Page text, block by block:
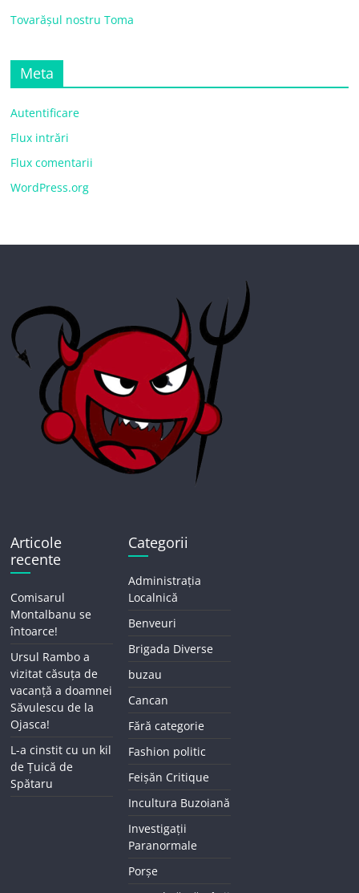
Tovarășul nostru Toma
Meta
Autentificare
Flux intrări
Flux comentarii
WordPress.org
Articole
recente
Comisarul
Montalbanu se
întoarce!
Ursul Rambo a
vizitat căsuța de
vacanță a doamnei
Săvulescu de la
Ojasca!
L-a cinstit cu un kil
de Țuică de
Spătaru
Categorii
Administrația
Localnică
Benveuri
Brigada Diverse
buzau
Cancan
Fără categorie
Fashion politic
Feișăn Critique
Incultura Buzoiană
Investigații
Paranormale
Porșe